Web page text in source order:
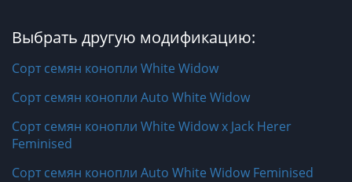
Выбрать другую модификацию:
Сорт семян конопли White Widow
Сорт семян конопли Auto White Widow
Сорт семян конопли White Widow x Jack Herer
Feminised
Сорт семян конопли Auto White Widow Feminised